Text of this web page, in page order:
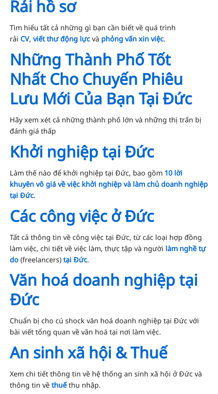
Rải hồ sơ
Tìm hiểu tất cả những gì bạn cần biết về quá trình
rải CV, viết thư động lực và phỏng vấn xin việc.
Những Thành Phố Tốt
Nhất Cho Chuyến Phiêu
Lưu Mới Của Bạn Tại Đức
Hãy xem xét cả những thành phố lớn và những thị trấn bị
đánh giá thấp
Khởi nghiệp tại Đức
Làm thế nào để khởi nghiệp tại Đức, bao gồm 10 lời
khuyên vô giá về việc khởi nghiệp và làm chủ doanh nghiệp
tại Đức.
Các công việc ở Đức
Tất cả thông tin về công việc tại Đức, từ các loại hợp đồng
làm việc, chi tiết về việc làm, thực tập và người làm nghề tự
do (freelancers) tại Đức.
Văn hoá doanh nghiệp tại
Đức
Chuẩn bị cho cú shock văn hoá doanh nghiệp tại Đức với
bài viết tổng quan về văn hoá tại nơi làm việc.
An sinh xã hội & Thuế
Xem chi tiết thông tin về hệ thống an sinh xã hội ở Đức và
thông tin về thuế thu nhập.